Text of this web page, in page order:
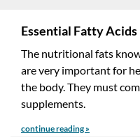
Essential Fatty Acids
The nutritional fats
are very important for
the body. They must
supplements.
continue reading »